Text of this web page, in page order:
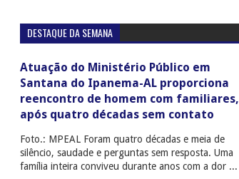
DESTAQUE DA SEMANA
Atuação do Ministério Público em
Santana do Ipanema-AL proporciona
reencontro de homem com familiares,
após quatro décadas sem contato
Foto.: MPEAL Foram quatro décadas e meia de
silêncio, saudade e perguntas sem resposta. Uma
família inteira conviveu durante anos com a dor ...